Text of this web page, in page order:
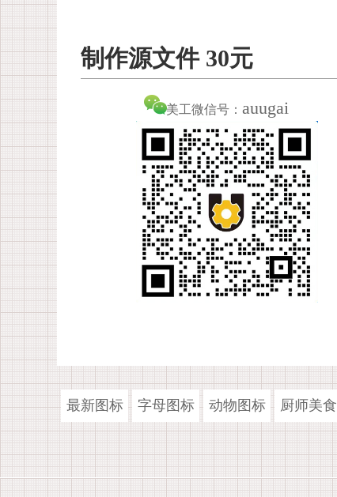
制作源文件 30元
美工微信号： auugai
最新图标 字母图标 动物图标 厨师美食